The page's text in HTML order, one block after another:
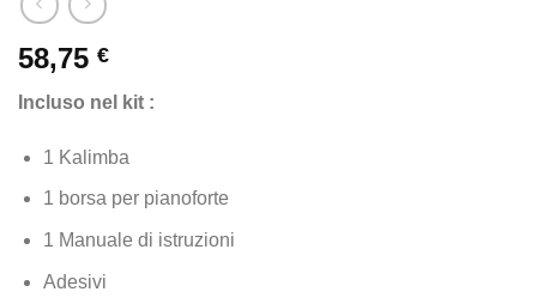
58,75 €
Incluso nel kit :
1 Kalimba
1 borsa per pianoforte
1 Manuale di istruzioni
Adesivi